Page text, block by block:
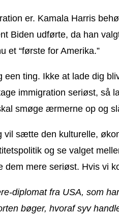
er. Kamala Harris
Biden udførte, da han
et “første for Amerika.”
een ting. Ikke at lade dig
immigration seriøst,
smøge ærmerne op og
vil sætte den kulturelle,
og se valget
mere seriøst. Hvis vi
diplomat fra USA, som
bøger, hvoraf syv